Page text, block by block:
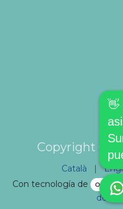
Copyright ©
Català
Con tecnología de
de
👋